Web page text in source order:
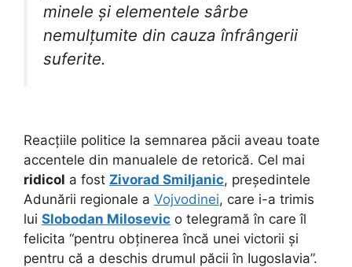
minele și elementele sârbe
nemulțumite din cauza înfrângerii
suferite.
Reacțiile politice la semnarea păcii aveau toate
accentele din manualele de retorică. Cel mai
ridicol a fost Zivorad Smiljanic, președintele
Adunării regionale a Vojvodinei, care i-a trimis
lui Slobodan Milosevic o telegramă în care îl
felicita “pentru obținerea încă unei victorii și
pentru că a deschis drumul păcii în Iugoslavia”.